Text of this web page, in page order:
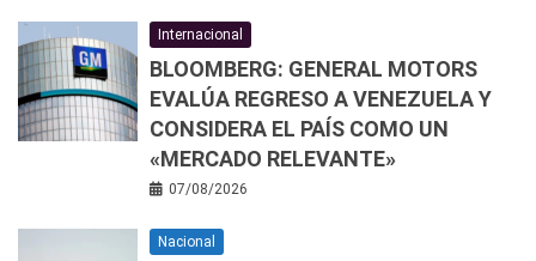
Internacional
BLOOMBERG: GENERAL MOTORS
EVALÚA REGRESO A VENEZUELA Y
CONSIDERA EL PAÍS COMO UN
«MERCADO RELEVANTE»
07/08/2026
Nacional